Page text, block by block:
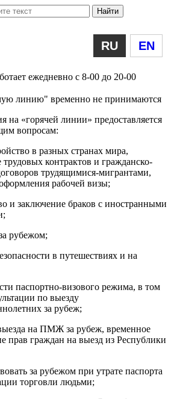
RU EN
линию" временно не принимаются
на «горячей линии» предоставляется
вопросам:
в разных странах мира,
трудовых контрактов и гражданско-
трудящимися-мигрантами,
рабочей визы;
и заключение браков с иностранными
рубежом;
в путешествиях и на
паспортно-визового режима, в том
по выезду
за рубеж;
на ПМЖ за рубеж, временное
прав граждан на выезд из Республики
за рубежом при утрате паспорта
торговли людьми;